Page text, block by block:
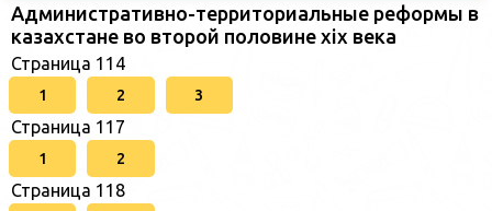
Административно-территориальные реформы в
казахстане во второй половине xix века
Страница 114
1 2 3
Страница 117
1 2
Страница 118